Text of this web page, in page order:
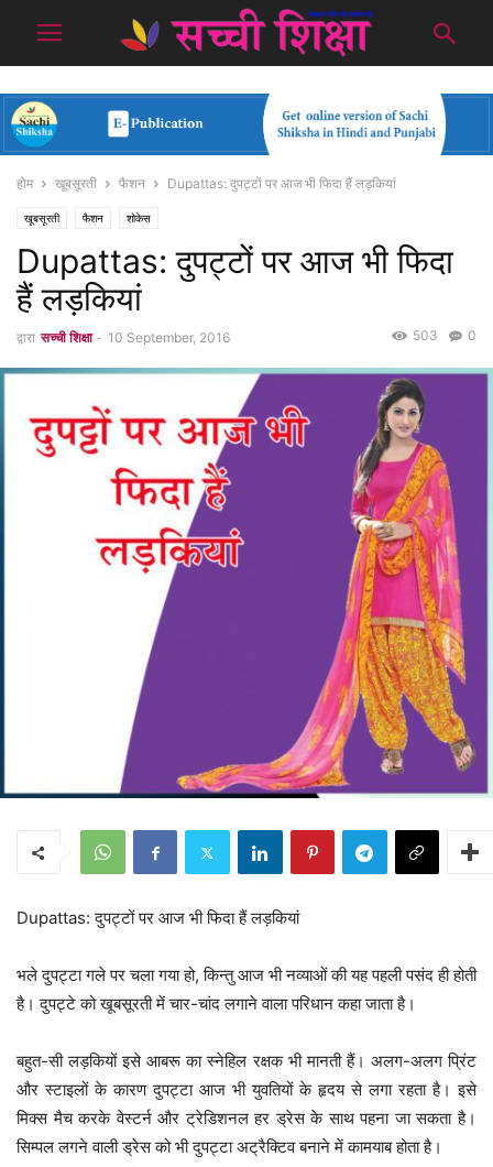
होम खूबसूरती फैशन Dupattas: दुपट्टों पर आज भी फिदा हैं लड़कियां
खूबसूरती फैशन शोकेस
Dupattas: दुपट्टों पर आज भी फिदा
हैं लड़कियां
द्वारा सच्ची शिक्षा - 10 September, 2016 0
503
Dupattas: दुपट्टों पर आज भी फिदा हैं लड़कियां
भले दुपट्टा गले पर चला गया हो, किन्तु आज भी नव्याओं की यह पहली पसंद ही होती
है। दुपट्टे को खूबसूरती में चार-चांद लगाने वाला परिधान कहा जाता है।
बहुत-सी लड़कियों इसे आबरू का स्नेहिल रक्षक भी मानती हैं। अलग-अलग प्रिंट
और स्टाइलों के कारण दुपट्टा आज भी युवतियों के हृदय से लगा रहता है। इसे
मिक्स मैच करके वेस्टर्न और ट्रेडिशनल हर ड्रेस के साथ पहना जा सकता है।
सिम्पल लगने वाली ड्रेस को भी दुपट्टा अट्रैक्टिव बनाने में कामयाब होता है।